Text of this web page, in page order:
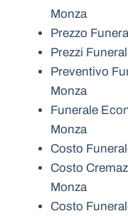
Monza
Prezzo
Prezzi
Preventivo
Monza
Funerale
Monza
Costo
Costo
Monza
Costo